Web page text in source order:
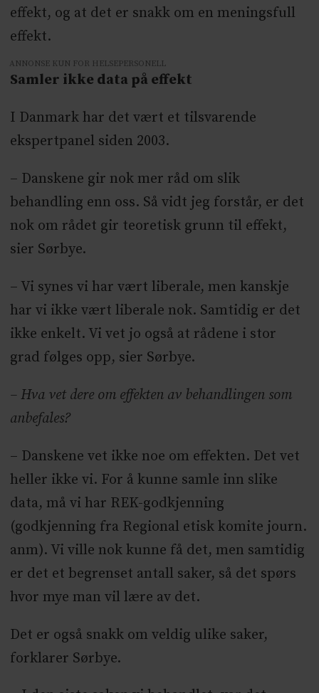
effekt, og at det er snakk om en meningsfull
effekt.
ANNONSE KUN FOR HELSEPERSONELL
Samler ikke data på effekt
I Danmark har det vært et tilsvarende
ekspertpanel siden 2003.
– Danskene gir nok mer råd om slik
behandling enn oss. Så vidt jeg forstår, er det
nok om rådet gir teoretisk grunn til effekt,
sier Sørbye.
– Vi synes vi har vært liberale, men kanskje
har vi ikke vært liberale nok. Samtidig er det
ikke enkelt. Vi vet jo også at rådene i stor
grad følges opp, sier Sørbye.
– Hva vet dere om effekten av behandlingen som
anbefales?
– Danskene vet ikke noe om effekten. Det vet
heller ikke vi. For å kunne samle inn slike
data, må vi har REK-godkjenning
(godkjenning fra Regional etisk komite journ.
anm). Vi ville nok kunne få det, men samtidig
er det et begrenset antall saker, så det spørs
hvor mye man vil lære av det.
Det er også snakk om veldig ulike saker,
forklarer Sørbye.